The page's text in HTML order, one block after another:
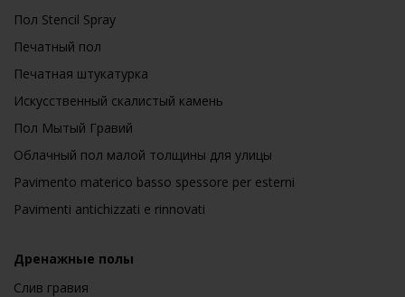
Пол Stencil Spray
Печатный пол
Печатная штукатурка
Искусственный скалистый камень
Пол Мытый Гравий
Облачный пол малой толщины для улицы
Pavimento materico basso spessore per esterni
Pavimenti antichizzati e rinnovati
Дренажные полы
Слив гравия